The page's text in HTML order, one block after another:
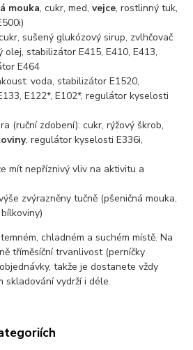
mouka, cukr, med,vejce, rostlinný tuk,
sušený glukózový sirup, zvlhčovač
olej, stabilizátor E415, E410, E413,
E464
voda, stabilizátor E1520,
E122*, E102*, regulátor kyselosti
(ruční zdobení): cukr, rýžový škrob,
, regulátor kyselosti E336i,
mít nepříznivý vliv na aktivitu a
zvýrazněny tučně (pšeničná mouka,
chladném a suchém místě. Na
tříměsíční trvanlivost (perníčky
takže je dostanete vždy
skladování vydrží i déle.